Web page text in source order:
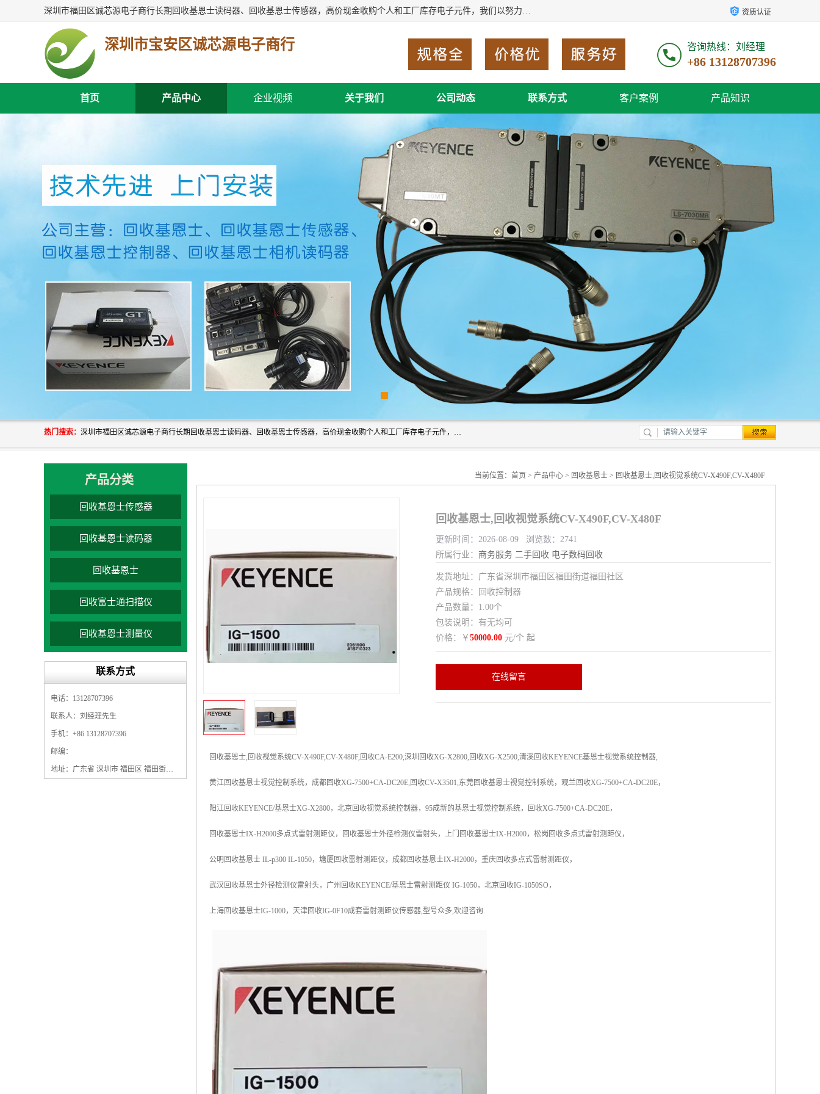
深圳市福田区诚芯源电子商行长期回收基恩士读码器、回收基恩士传感器，高价现金收购个人和工厂库存电子元件，我们以努力处事、以诚信待人，能迅速为客户消化库存、减少仓储、回笼资金，我们交易灵活方便，现金支付，价格合 理，尽量满足客户的要求，提供一条龙服务。 资质认证
深圳市宝安区诚芯源电子商行 咨询热线：刘经理
+86 13128707396
首页 产品中心 企业视频 关于我们 公司动态 联系方式 客户案例 产品知识
热门搜索： 深圳市福田区诚芯源电子商行长期回收基恩士读码器、回收基恩士传感器，高价现金收购个人和工厂库存电子元件，我们以努力处事、以诚信待人，能迅速为客户消化库存、减少仓储、回笼资金，我们交易灵活方便，现金支付，价格合 理，尽量满足客户的要求，提供一条龙服务。
产品分类
回收基恩士传感器
回收基恩士读码器
回收基恩士
回收富士通扫描仪
回收基恩士测量仪
联系方式
电话：13128707396
联系人：刘经理先生
手机：+86 13128707396
邮编：
地址：广东省 深圳市 福田区 福田街道 福田社区 园岭街道园东社区园岭八街园岭新村92栋103
当前位置： 首页 > 产品中心 > 回收基恩士 > 回收基恩士,回收视觉系统CV-X490F,CV-X480F
回收基恩士,回收视觉系统CV-X490F,CV-X480F
更新时间：2026-08-09 浏览数：2741
所属行业： 商务服务 二手回收 电子数码回收
发货地址：广东省深圳市福田区福田街道福田社区
产品规格：回收控制器
产品数量：1.00个
包装说明：有无均可
价格：￥ 50000.00 元/个 起
在线留言
回收基恩士,回收视觉系统CV-X490F,CV-X480F,回收CA-E200,深圳回收XG-X2800,回收XG-X2500,清溪回收KEYENCE基恩士视觉系统控制器,
黄江回收基恩士视觉控制系统，成都回收XG-7500+CA-DC20E, 回收CV-X3501,东莞回收基恩士视觉控制系统，观兰回收XG-7500+CA-DC20E，
阳江回收KEYENCE/基恩士XG-X2800，北京回收视觉系统控制器，95成新的基恩士视觉控制系统，回收XG-7500+CA-DC20E，
回收基恩士IX-H2000多点式雷射测距仪，回收基恩士外径检测仪雷射头，上门回收基恩士IX-H2000，松岗回收多点式雷射测距仪，
公明回收基恩士 IL-p300 IL-1050，塘厦回收雷射测距仪，成都回收基恩士IX-H2000，重庆回收多点式雷射测距仪，
武汉回收基恩士外径检测仪雷射头，广州回收KEYENCE/基恩士雷射测距仪 IG-1050，北京回收IG-1050SO，
上海回收基恩士IG-1000，天津回收IG-0F10成套雷射测距仪传感器,型号众多,欢迎咨询.